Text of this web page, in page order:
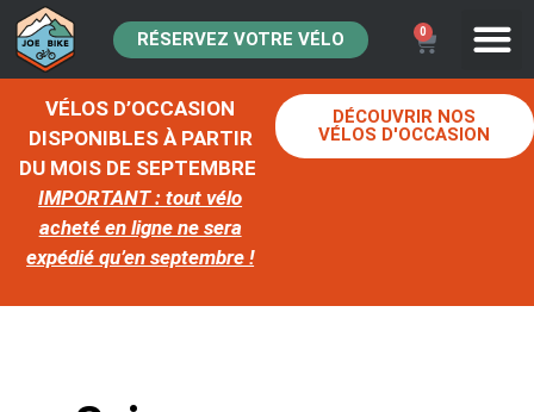
0
RÉSERVEZ VOTRE VÉLO
VÉLOS D’OCCASION
DISPONIBLES À PARTIR
DU MOIS DE SEPTEMBRE
IMPORTANT : tout vélo
acheté en ligne ne sera
expédié qu’en septembre !
DÉCOUVRIR NOS
VÉLOS D'OCCASION